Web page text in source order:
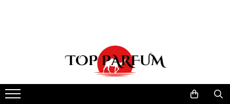
Pachete FEMEI
Pachete BARBATI